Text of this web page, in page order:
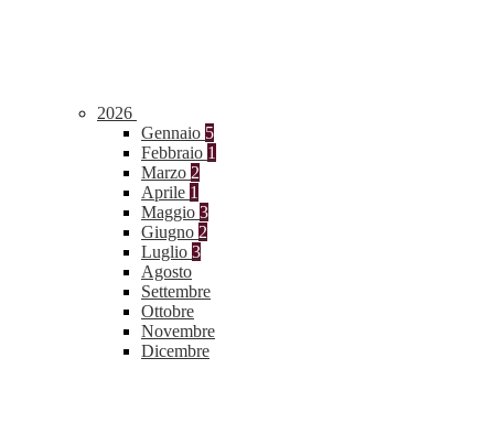
2026
Gennaio 5
Febbraio 1
Marzo 2
Aprile 1
Maggio 3
Giugno 2
Luglio 3
Agosto
Settembre
Ottobre
Novembre
Dicembre